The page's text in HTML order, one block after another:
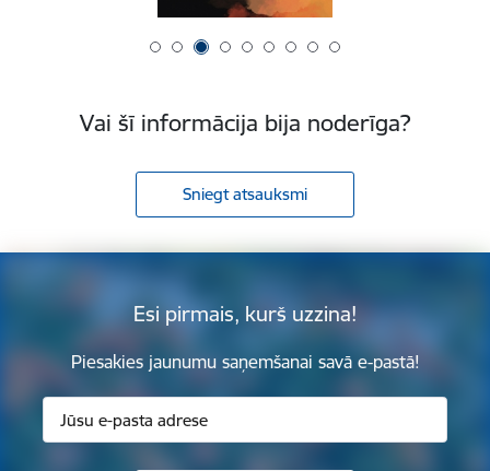
Vai šī informācija bija noderīga?
Sniegt atsauksmi
Esi pirmais, kurš uzzina!
Piesakies jaunumu saņemšanai savā e-pastā!